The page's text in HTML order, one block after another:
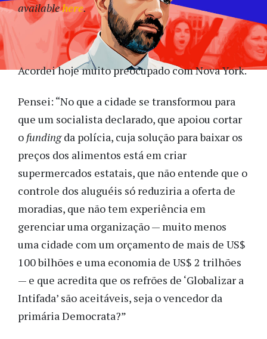
availablehere.
Acordei hoje muito preocupado com Nova York.
Pensei: “No que a cidade se transformou para
que um socialista declarado, que apoiou cortar
o fundingda polícia, cuja solução para baixar os
preços dos alimentos está em criar
supermercados estatais, que não entende que o
controle dos aluguéis só reduziria a oferta de
moradias, que não tem experiência em
gerenciar uma organização — muito menos
uma cidade com um orçamento de mais de US$
100 bilhões e uma economia de US$ 2 trilhões
— e que acredita que os refrões de ‘Globalizar a
Intifada’ são aceitáveis, seja o vencedor da
primária Democrata?”